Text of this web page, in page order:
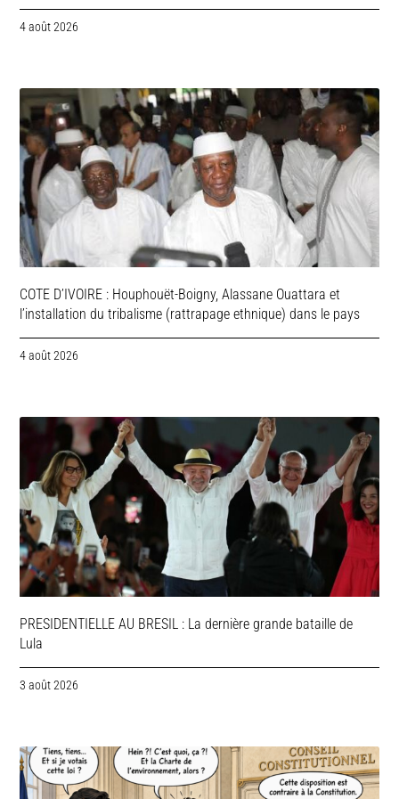
4 août 2026
COTE D’IVOIRE : Houphouët-Boigny, Alassane Ouattara et
l’installation du tribalisme (rattrapage ethnique) dans le pays
4 août 2026
PRESIDENTIELLE AU BRESIL : La dernière grande bataille de
Lula
3 août 2026